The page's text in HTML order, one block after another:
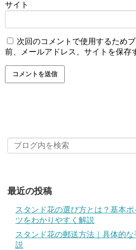
サイト
次回のコメントで使用するため
前、メールアドレス、サイトを保存
最近の投稿
スタンド花の選び方とは？基本
ツをわかりやすく解説
スタンド花の郵送方法｜具体的
説